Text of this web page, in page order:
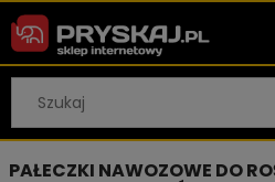
PAŁECZKI NAWOZOWE DO